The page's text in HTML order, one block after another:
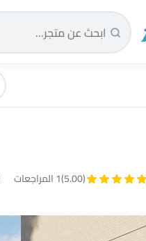
(5.00) 1 المراجعات